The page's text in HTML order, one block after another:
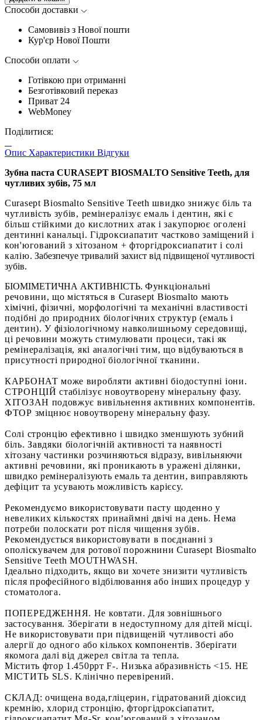
Способи доставки
Самовивіз з Нової пошти
Кур'єр Нової Пошти
Способи оплати
Готівкою при отриманні
Безготівковий переказ
Приват 24
WebMoney
Поділитися:
Опис Характеристики Відгуки
Зубна паста CURASEPT BIOSMALTO Sensitive Teeth, для
чутливих зубів, 75 мл
Curasept Biosmalto Sensitive Teeth швидко знижує біль та
чутливість зубів, ремінералізує емаль і дентин, які є
більш стійкими до кислотних атак і закупорює оголені
дентинні канальці. Гідроксиапатит частково заміщений і
кон'югований з хітозаном + фторгідроксиапатит і солі
калію. Забезпечуе тривалий захист від підвищеної чутливості
зубів.
БІОМІМЕТИЧНА АКТИВНІСТЬ. Функціональні
речовини, що містяться в Curasept Biosmalto мають
хімічні, фізичні, морфологічні та механічні властивості
подібні до природних біологічних структур(емаль і
дентин). У фізіологічномунавколишньому середовищі,
ці речовини можуть стимулювати процеси, такі як
ремінералізація, які аналогічні тим, що відбуваються в
присутностіприродної біологічної тканини.
КАРБОНАТ може виробляти активні біодоступні іони.
СТРОНЦІЙ стабілізує новоутворену мінеральну фазу.
ХІТОЗАН подовжує вивільнення активних компонентів.
ФТОР зміцнює новоутворену мінеральну фазу.
Солі стронцію ефективно і швидко зменшують зубний
біль. Завдяки біологічній активності та наявності
хітозану частинки розчиняються відразу, вивільняючи
активні речовини, які проникають в уражені ділянки,
швидко ремінералізують емаль та дентин, виправляють
дефіцит та усувають можливість карієсу.
Рекомендуємо використовувати пасту щоденно у
невеликих кількостях принаймні двічі на день. Нема
потреби полоскати рот після чищення зубів.
Рекомендується використовувати в поєднанні з
ополіскувачем для ротової порожнини Curasept Biosmalto
Sensitive Teeth MOUTHWASH.
Ідеально підходить, якщо ви хочете знизити чутливість
після професійного відбілювання або інших процедур у
стоматолога.
ПОПЕРЕДЖЕННЯ. Не ковтати. Для зовнішнього
застосування. Зберігати в недоступному для дітей місці.
Не використовувати при підвищеній чутливості або
алергії до одного або кількох компонентів. Зберігати
якомога далі від джерел світла та тепла.
Містить фтор 1.450ррт F-. Низька абразивність <15. НЕ
MICTИTЬ SLS. Kлінічно перевірений.
СКЛАД: очищена вода,гліцерин, гідратований діоксид
кремнію, хлорид стронцію, фторгідроксіапатит,